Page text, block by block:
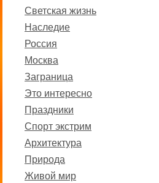
Светская жизнь
Наследие
Россия
Москва
Заграница
Это интересно
Праздники
Спорт экстрим
Архитектура
Природа
Живой мир